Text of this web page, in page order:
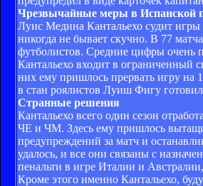
Чрезвычайные меры в Испанской
Луис Медина Кантальехо судит игры
никогда не бывает скучно. В 77
футболистов. Средние цифры очень
Кантальехо входит в ограниченный
них ему пришлось прервать игру на
в стан роялистов Луиш Фигу
Странные решения
Кантальехо всего один сезон
ЧЕ и ЧМ. Здесь ему пришлось
предупреждений за матч и
удалось, и все они связаны с
пенальти в игре Италии и
Кроме этого именно Кантальехо,